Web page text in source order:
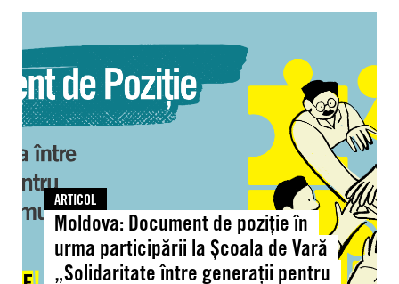
Document
de
poziție
în
urma
participării
Școala
de
„Solidaritate
între
ARTICOL
Moldova: Document de poziție în
urma participării la Școala de Vară
„Solidaritate între generații pentru